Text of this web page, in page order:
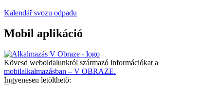
Kalendář svozu odpadu
Mobil aplikáció
Kövesd weboldalunkról származó információkat a
mobilalkalmazásban – V OBRAZE.
Ingyenesen letölthető: